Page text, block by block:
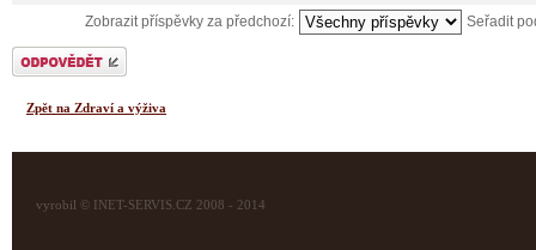
Zobrazit příspěvky za předchozí: Seřadit
Odeslat odpověď
Zpět na Zdraví a výživa
vyrobil © INET-SERVIS.CZ 2008 - 2014